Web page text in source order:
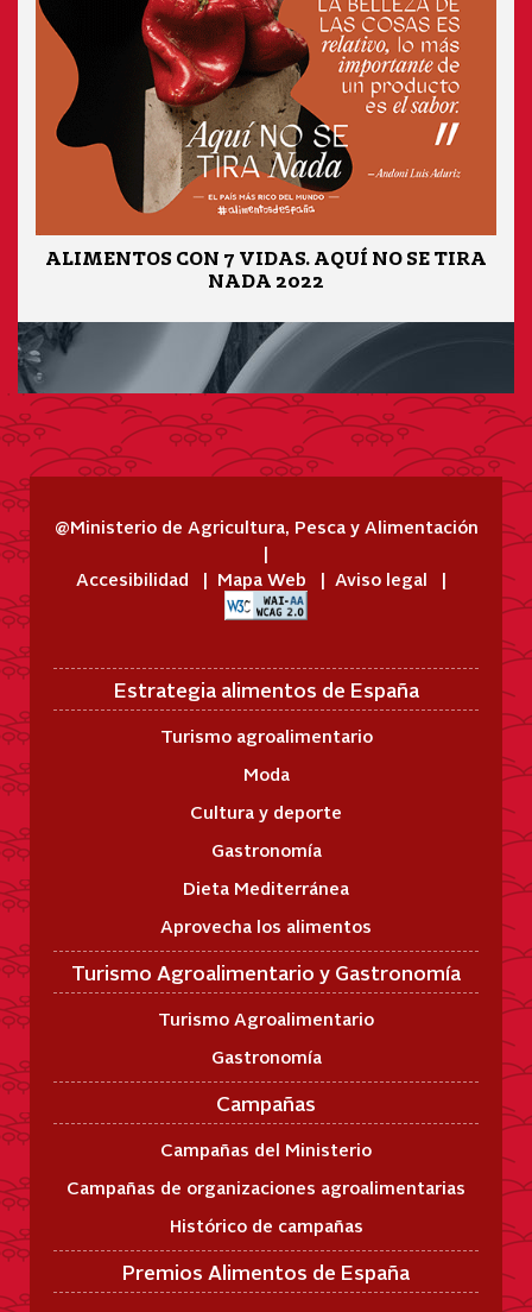
ALIMENTOS CON 7 VIDAS. AQUÍ NO SE TIRA
NADA 2022
@Ministerio de Agricultura, Pesca y Alimentación
Accesibilidad Mapa Web Aviso legal
Estrategia alimentos de España
Turismo agroalimentario
Moda
Cultura y deporte
Gastronomía
Dieta Mediterránea
Aprovecha los alimentos
Turismo Agroalimentario y Gastronomía
Turismo Agroalimentario
Gastronomía
Campañas
Campañas del Ministerio
Campañas de organizaciones agroalimentarias
Histórico de campañas
Premios Alimentos de España